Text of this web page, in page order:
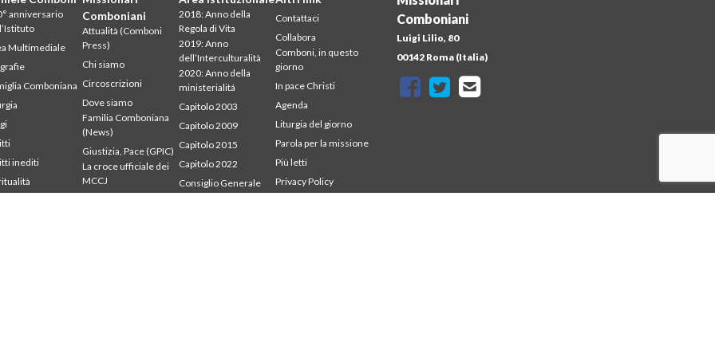
Comboniani
Luigi Lilio, 80
00142 Roma (Italia)
anniversario
Multimediale
Comboniana
inediti
Comboniani
Attualità (Comboni
Press)
Chi siamo
Circoscrizioni
Dove siamo
Familia Comboniana
(News)
Giustizia, Pace (GPIC)
La croce ufficiale dei
MCCJ
2018: Anno della
Regola di Vita
2019: Anno
dell’Interculturalità
2020: Anno della
ministerialitá
Capitolo 2003
Capitolo 2009
Capitolo 2015
Capitolo 2022
Consiglio Generale
Contattaci
Collabora
Comboni, in questo
giorno
In pace Christi
Agenda
Liturgia del giorno
Parola per la missione
Più letti
Privacy Policy
Segretariato della